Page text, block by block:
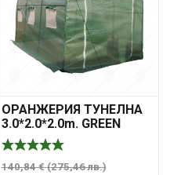
ОРАНЖЕРИЯ ТУНЕЛНА
3.0*2.0*2.0m. GREEN
GARDEN
140,84€ (275,46лв.)